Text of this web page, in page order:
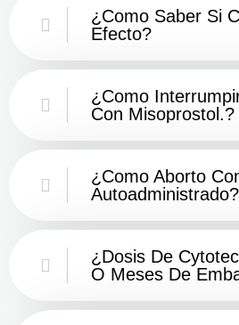
¿Como Saber Si
Efecto?
¿como
Con Misoprostol.?
¿Como Aborto
Autoadministrado?
¿Dosis De
O Meses De